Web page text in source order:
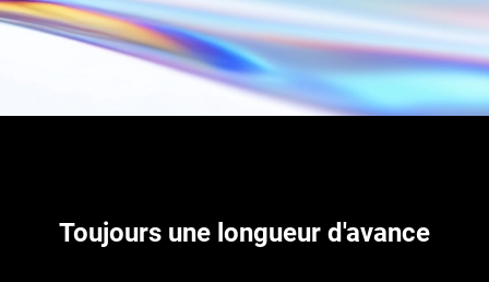
Toujours une longueur d'avance